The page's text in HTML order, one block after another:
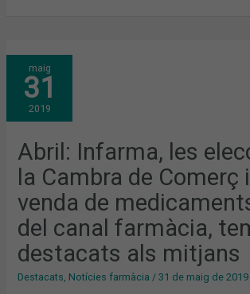
maig
31
2019
Abril: Infarma, les
la Cambra de Comerç
venda de
del canal farmàcia,
destacats als mitjans
Destacats, Notícies farmàcia /31 de maig de 2019
ABRIL:
INFARMA,
LES
ELECCIONS
A
LA
CAMBRA
COMERÇ
LA
VENDA
DE
MEDICAMENTS
FORA
DEL
CANAL
FARMÀCIA,
TEMES
MÉS
DESTACATS
ALS
MITJANS